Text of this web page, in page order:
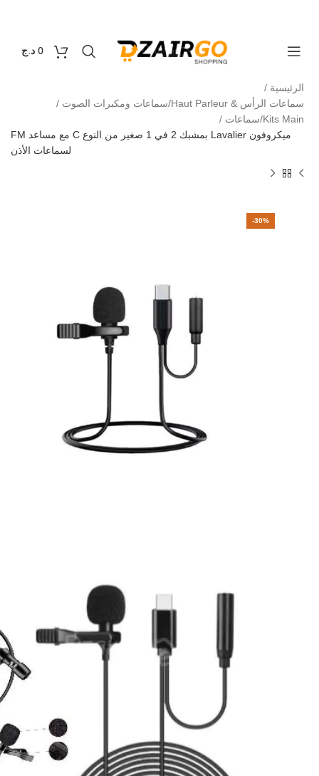
0
0 د.ج
الرئيسية
سماعات الرأس & Haut Parleur/سماعات ومكبرات الصوت
Kits Main/سماعات
ميكروفون Lavalier بمشبك 2 في 1 صغير من النوع C مع مساعد FM
لسماعات الأذن
-30%